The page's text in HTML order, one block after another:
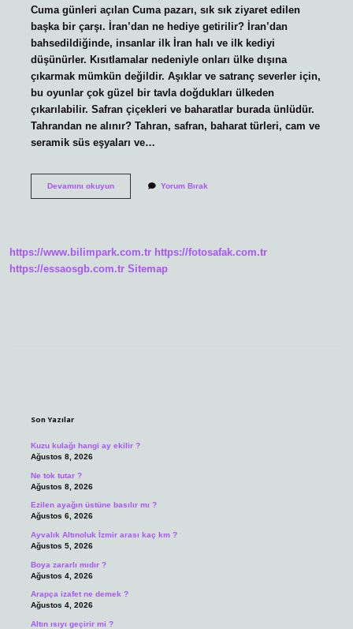
Cuma günleri açılan Cuma pazarı, sık sık ziyaret edilen
başka bir çarşı. İran’dan ne hediye getirilir? İran’dan
bahsedildiğinde, insanlar ilk İran halı ve ilk kediyi
düşünürler. Kısıtlamalar nedeniyle onları ülke dışına
çıkarmak mümkün değildir. Aşıklar ve satranç severler için,
bu oyunlar çok güzel bir tavla doğdukları ülkeden
çıkarılabilir. Safran çiçekleri ve baharatlar burada ünlüdür.
Tahrandan ne alınır? Tahran, safran, baharat türleri, cam ve
seramik süs eşyaları ve…
Devamını okuyunTahran
Yorum Bırak
https://www.bilimpark.com.tr https://fotosafak.com.tr
https://essaosgb.com.tr Sitemap
Son Yazılar
Kuzu kulağı hangi ay ekilir ?
Ağustos 8, 2026
Ne tok tutar ?
Ağustos 8, 2026
Ezilen ayağın üstüne basılır mı ?
Ağustos 6, 2026
Ayvalık Altınoluk İzmir arası kaç km ?
Ağustos 5, 2026
Boya zararlı mıdır ?
Ağustos 4, 2026
Arapça izafet ne demek ?
Ağustos 4, 2026
Altın ısıyı geçirir mi ?